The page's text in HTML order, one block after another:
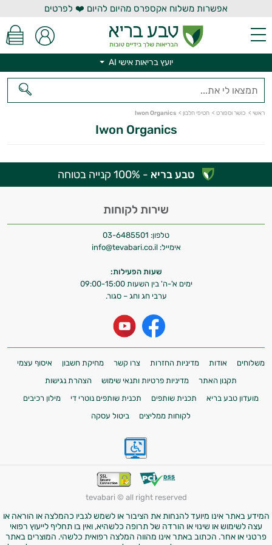
אפשרות משלוח אקספרס מהיום להיום ❤️ לפרטים
יועץ בריאות אישי AI
ראשי > כושר וספורט > חטיפי חלבון >
Iwon Organics
ופציעות
Iwon Organics
טבע בריא - 100% קנייה בטוחה
שירות לקוחות
טלפון: 03-6485501
אימייל: info@tevabari.co.il
שעות הפעילות:
ימים א'-ה' בין השעות 09:00-15:00
ערבי חג וחג – סגור.
משלוחים אודות מדיניות החזרות צרו קשר מחיקת חשבון
איסוף עצמי
תקנון האתר
מדיניות פרטיות ותנאי שימוש
הצהרת נגישות
מועדון טבע בריא
תכנית שותפים תכנית שותפים נוטרי די
מילון רכיבים
לקוחות ממליצים
ביטול עסקה
tevabari © all right reserved
המידע באתר אינו מיועד להנחות את הציבור או לשמש לגביו כהמלצה או הוראה או
עצה לשימוש או שינוי או הורדה של תרופה כלשהיא, ואין בו תחליף לייעוץ רפואי
פרטני או אחר. הכתוב באתר אינו מהווה המלצה רפואית כלשהי. המוצרים באתר
יועץ בריאות אישי AI
אני יועץ הבריאות האישי AI של טבע בריא.
התשובות שלי מבוססות על מאגרי מידע קליניים
וספרות מקצועית בתחומי הרפואה הטבעית
אני כאן כדי לעזור לך להתאים את תוספי
התזונה ומוצרי הבריאות המדויקים למטרות
עובדים יחד כדי למקסם תוצאות גם בחיי היום
יום וגם בתחום הכושר והספורט.
המטרה שלי היא להתאים עבורך המלצות
אישיות מבוססות מדעית.
זה הזמן להתחיל. איך אוכל לעזור?